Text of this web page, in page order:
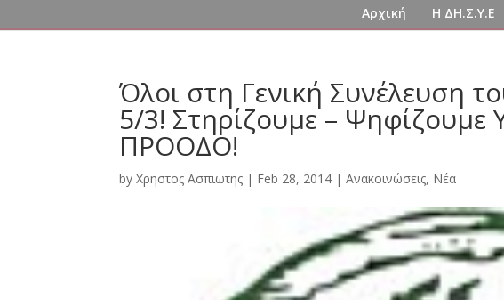
Αρχική Η ΔΗ.Σ.Υ.Ε
Όλοι στη Γενική Συνέλευση
5/3! Στηρίζουμε – Ψηφίζουμε
ΠΡΟΟΔΟ!
byΧρηστος Ασπιωτης | Feb 28, 2014 |Ανακοινώσεις, Νέα